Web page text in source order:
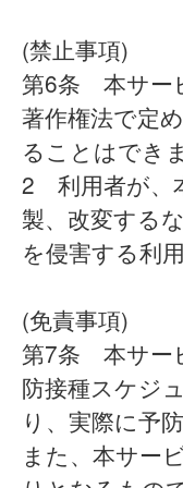
(禁止事項)
第6条 本サー
著作権法で定
ることはでき
2 利用者が、
製、改変する
を侵害する利
(免責事項)
第7条 本サー
防接種スケジ
り、実際に予
また、本サー